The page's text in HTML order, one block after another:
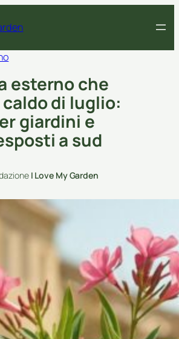
esterno che
di luglio:
giardini e
a sud
I Love My Garden